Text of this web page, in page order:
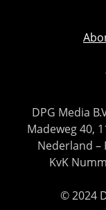
DPG Media
Madeweg 40,
Nederland –
KvK
© 2024